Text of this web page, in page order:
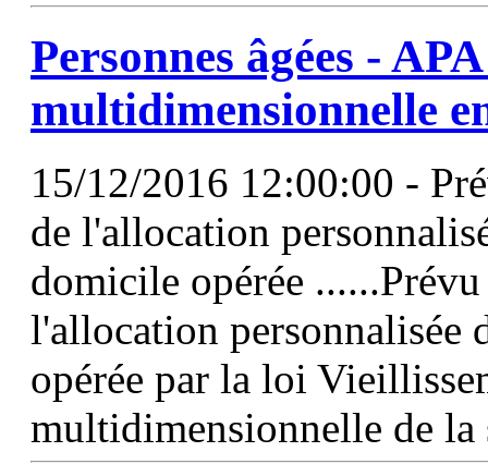
Personnes âgées - APA
multidimensionnelle
15/12/2016 12:00:00 -
de l'allocation
domicile opérée
l'allocation personnalisée
opérée par la loi
multidimensionnelle de la